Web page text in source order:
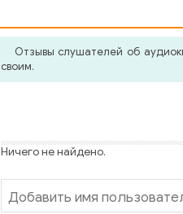
Отзывы слушателей об
своим.
Ничего не найдено.